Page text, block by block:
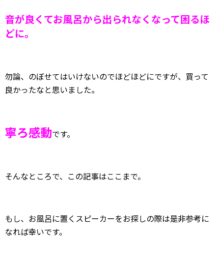
音が良くてお風呂から出られなくなって困るほ
どに。
勿論、のぼせてはいけないのでほどほどにですが、買って
良かったなと思いました。
寧ろ感動です。
そんなところで、この記事はここまで。
もし、お風呂に置くスピーカーをお探しの際は是非参考に
なれば幸いです。